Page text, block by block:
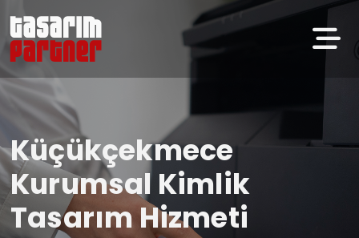
Küçükçekmece
Kurumsal Kimlik
Tasarım Hizmeti